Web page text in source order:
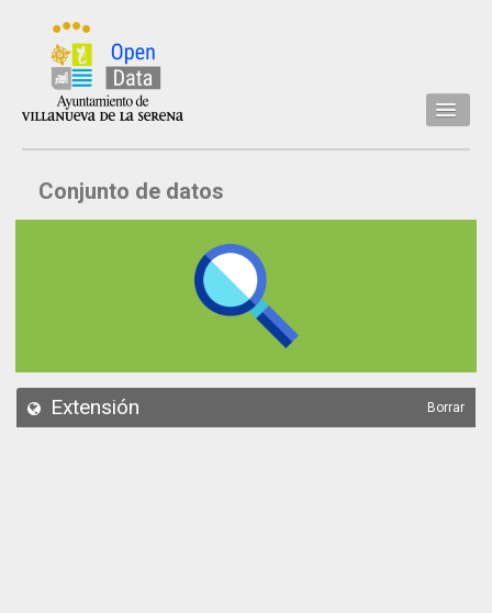
Inicio
Datos
API
Conjunto de datos
Extensión Borrar